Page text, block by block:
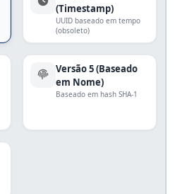
(Timestamp)
UUID baseado em tempo
(obsoleto)
Versão 5 (Baseado
em Nome)
Baseado em hash SHA-1